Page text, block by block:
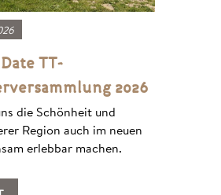
TT-
2026
die Schönheit und
Region auch im neuen
erlebbar machen.